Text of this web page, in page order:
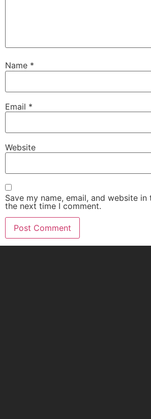
Name *
Email *
Website
Save my name, email, and website
the next time I comment.